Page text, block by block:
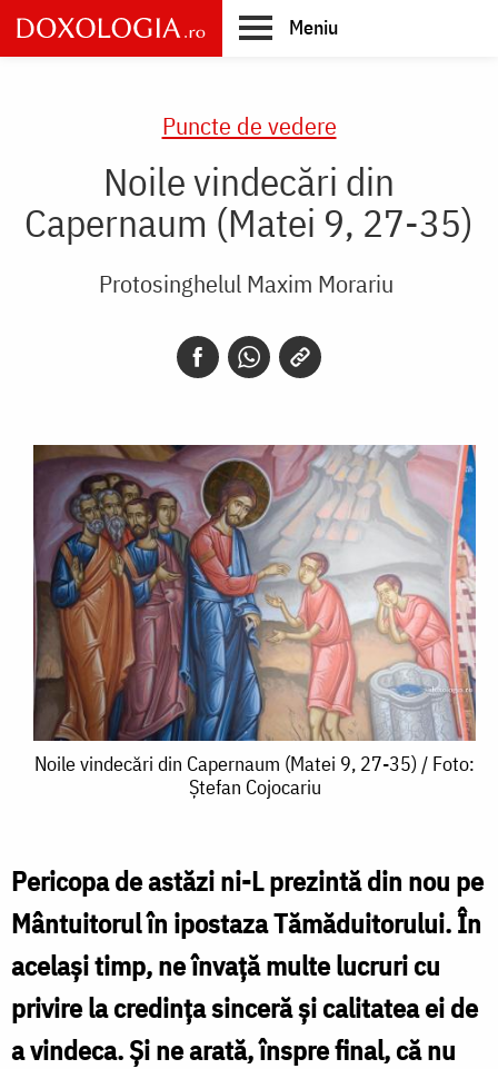
Skip
to
main
Meniu
Puncte de vedere
Noile vindecări din
Capernaum (Matei 9, 27-35)
Protosinghelul Maxim Morariu
Noile
Capernaum
(Matei
9,
27-
35)
Noile vindecări din Capernaum (Matei 9, 27-35) / Foto:
Ștefan Cojocariu
Pericopa de astăzi ni-L prezintă din nou pe
Mântuitorul în ipostaza Tămăduitorului. În
același timp, ne învață multe lucruri cu
privire la credința sinceră și calitatea ei de
a vindeca. Și ne arată, înspre final, că nu